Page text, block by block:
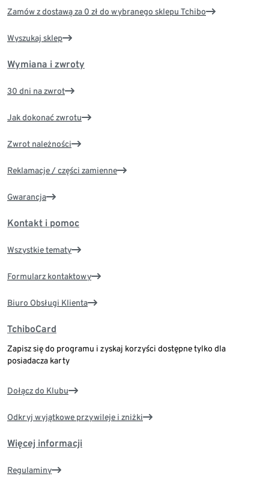
Zamów z dostawą za 0 zł do wybranego sklepu Tchibo
Wyszukaj sklep
Wymiana i zwroty
30 dni na zwrot
Jak dokonać zwrotu
Zwrot należności
Reklamacje / części zamienne
Gwarancja
Kontakt i pomoc
Wszystkie tematy
Formularz kontaktowy
Biuro Obsługi Klienta
TchiboCard
Zapisz się do programu i zyskaj korzyści dostępne tylko dla
posiadacza karty
Dołącz do Klubu
Odkryj wyjątkowe przywileje i zniżki
Więcej informacji
Regulaminy